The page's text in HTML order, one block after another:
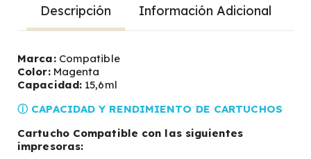
Descripción Información Adicional
Marca:Compatible
Color:Magenta
Capacidad: 15,6ml
ⓘ CAPACIDAD Y RENDIMIENTO DE CARTUCHOS
Cartucho Compatible con las siguientes
impresoras: